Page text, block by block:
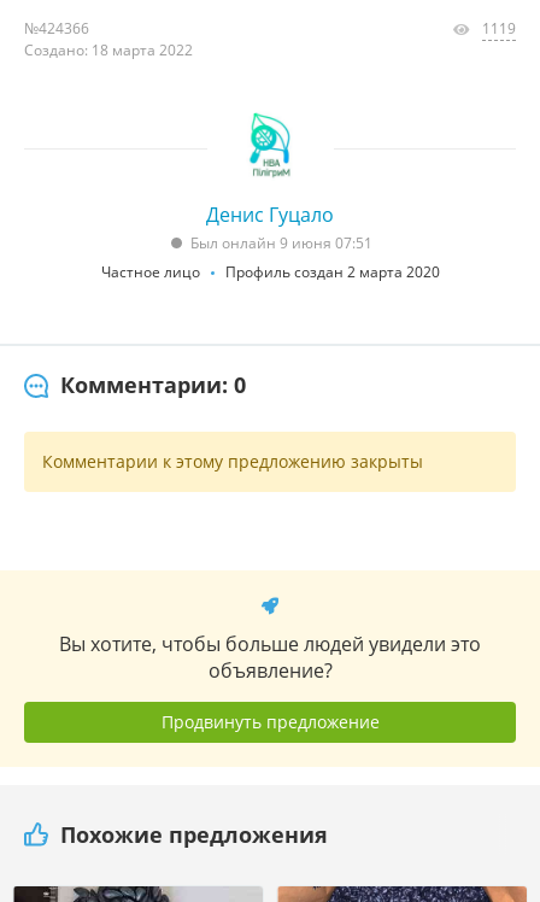
№424366
Создано: 18 марта 2022
1119
Денис Гуцало
Был онлайн 9 июня 07:51
Частное лицо
Профиль создан 2 марта 2020
Комментарии: 0
Комментарии к этому предложению закрыты
Вы хотите, чтобы больше людей увидели это
объявление?
Продвинуть предложение
Похожие предложения